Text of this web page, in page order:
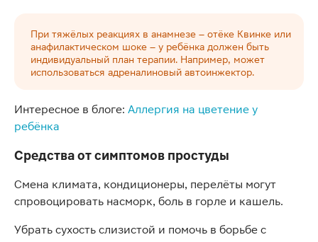
При тяжёлых реакциях в анамнезе – отёке Квинке или
анафилактическом шоке – у ребёнка должен быть
индивидуальный план терапии. Например, может
использоваться адреналиновый автоинжектор.
Интересное в блоге: Аллергия на цветение у
ребёнка
Средства от симптомов простуды
Смена климата, кондиционеры, перелёты могут
спровоцировать насморк, боль в горле и кашель.
Убрать сухость слизистой и помочь в борьбе с